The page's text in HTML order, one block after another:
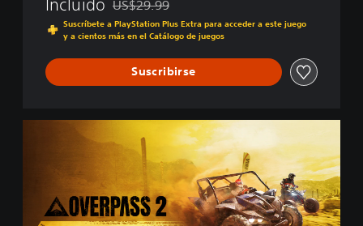
Incluido Rebajado del precio original de US$29.99
US$29.99
Suscríbete a PlayStation Plus Extra para acceder a este juego
y a cientos más en el Catálogo de juegos
Suscribirse